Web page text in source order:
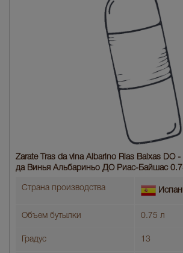
Zarate Tras da vina Albarino Rias Baixas DO
да Винья Альбариньо ДО Риас-Байшас
Страна производства
Объем бутылки 0.75 л
Градус 13